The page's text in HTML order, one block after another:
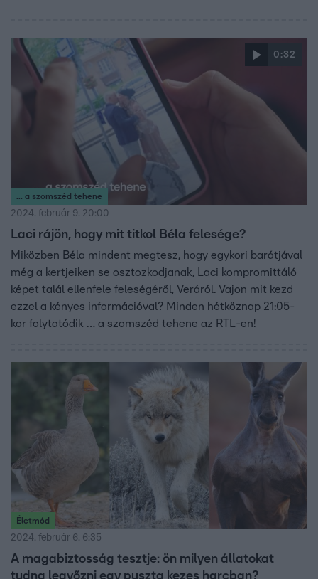
0:32
... a szomszéd tehene
2024. február 9. 20:00
Laci rájön, hogy mit titkol Béla felesége?
Miközben Béla mindent megtesz, hogy egykori barátjával
még a kertjeiken se osztozkodjanak, Laci kompromittáló
képet talál ellenfele feleségéről, Veráról. Vajon mit kezd
ezzel a kényes információval? Minden hétköznap 21:05-
kor folytatódik … a szomszéd tehene az RTL-en!
Életmód
2024. február 6. 6:35
A magabiztosság tesztje: ön milyen állatokat
tudna legyőzni egy puszta kezes harcban?